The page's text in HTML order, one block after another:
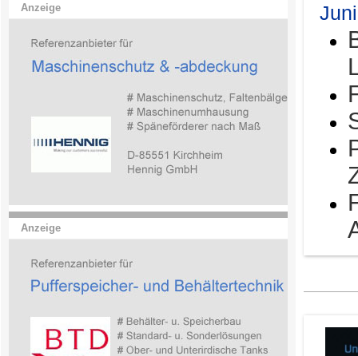
Anzeige
Anzeige